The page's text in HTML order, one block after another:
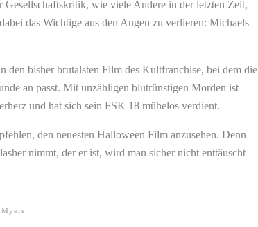
wie viele Andere in der letzten Zeit,
das Wichtige aus den Augen zu verlieren: Michaels
bisher brutalsten Film des Kultfranchise, bei dem die
an passt. Mit unzähligen blutrünstigen Morden ist
und hat sich sein FSK 18 mühelos verdient.
den neuesten Halloween Film anzusehen. Denn
nimmt, der er ist, wird man sicher nicht enttäuscht